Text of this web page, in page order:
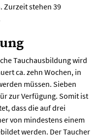
Zurzeit stehen 39
Tauchausbildung wird
ca. zehn Wochen, in
müssen. Sieben
zur Verfügung. Somit ist
dass die auf drei
von mindestens einem
werden. Der Taucher